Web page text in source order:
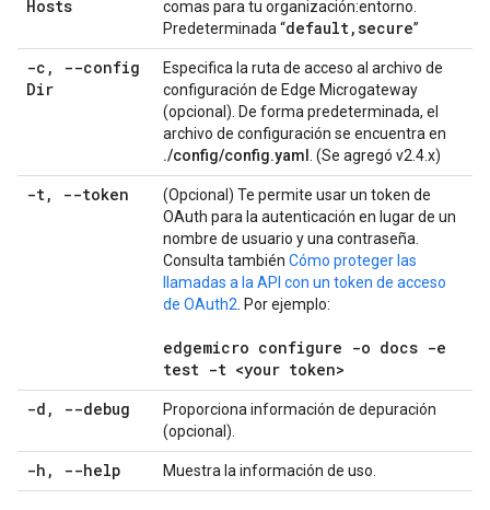
Hosts
comas para tu organización:entorno.
Predeterminada “default,secure”
-c ,
--config
Dir
Especifica la ruta de acceso al archivo de
configuración de Edge Microgateway
(opcional). De forma predeterminada, el
archivo de configuración se encuentra en
./config/config.yaml
. (Se agregó v2.4.x)
-t, --token
(Opcional) Te permite usar un token de
OAuth para la autenticación en lugar de un
nombre de usuario y una contraseña.
Consulta también Cómo proteger las
llamadas a la API con un token de acceso
de OAuth2 . Por ejemplo:
edgemicro configure -o docs -e
test -t <your token>
-d , --debug
Proporciona información de depuración
(opcional).
-h , --help Muestra la información de uso.